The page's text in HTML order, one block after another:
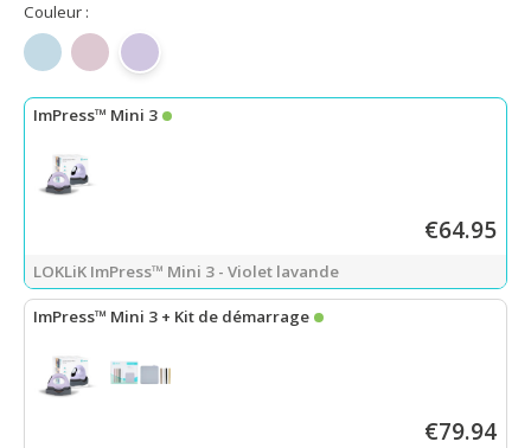
Couleur :
Bleu bulleRose pastelViolet lavande
ImPress™ Mini 3
€64.95
LOKLiK ImPress™ Mini 3 - Violet lavande
ImPress™ Mini 3 + Kit de démarrage
€79.94
LOKLiK ImPress™ Mini 3 - Lavender Purple